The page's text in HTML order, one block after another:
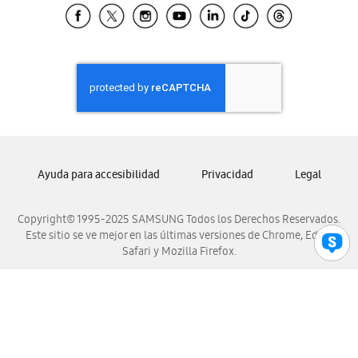
Samsung El Salvador
Samsung Honduras
Samsung Nicaragua
Samsung Panamá
Samsung Venezuela
Copyright© 1995-2025 SAMSUNG Todos los Derechos Reservados.
Este sitio se ve mejor en las últimas versiones de Chrome, Edge,
Safari y Mozilla Firefox.
Ayuda para accesibilidad Privacidad Legal